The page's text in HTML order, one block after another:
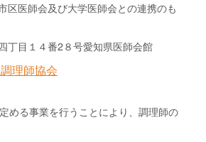
区医師会及び大学医師会との連携のも
丁目１４番2８号愛知県医師会館
理師協会
める事業を行うことにより、調理師の